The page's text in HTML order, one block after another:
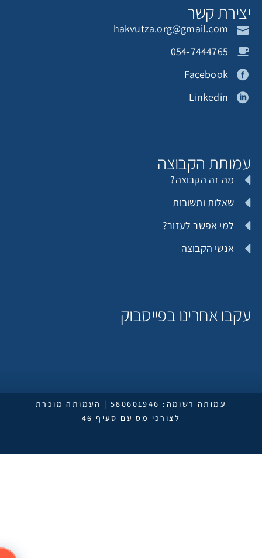
תורם אנונימי
קשר
hakvutza.org@gmail.com
054-7444765
Facebook
Linkedin
הקבוצה
מה זה הקבוצה?
שאלות ותשובות
למי אפשר לעזור?
אנשי הקבוצה
אחרינו בפייסבוק
עמותה רשומה: 580601946 | העמותה מוכרת
לצורכי מס עם סעיף 46